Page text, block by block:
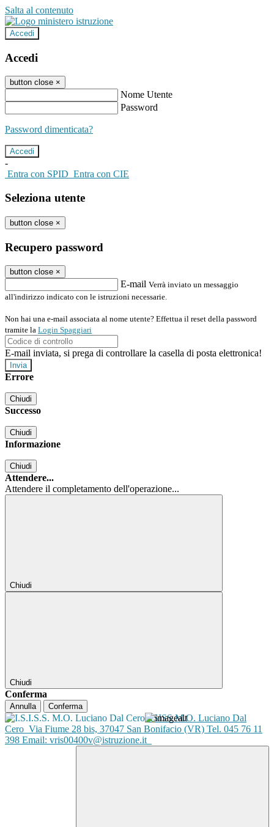
Salta al contenuto
Accedi
Accedi
button close ×
Nome Utente
Password
Password dimenticata?
-
Entra con SPID Entra con CIE
Seleziona utente
button close ×
Recupero password
button close ×
E-mail Verrà inviato un messaggio
all'indirizzo indicato con le istruzioni necessarie.
Non hai una e-mail associata al nome utente? Effettua il reset della password
tramite la Login Spaggiari
E-mail inviata, si prega di controllare la casella di posta elettronica!
Errore
Chiudi
Successo
Chiudi
Informazione
Chiudi
Attendere...
Attendere il completamento dell'operazione...
Chiudi
Chiudi
Conferma
Annulla Conferma
ISISS M.O. Luciano Dal
Cero Via Fiume 28 bis, 37047 San Bonifacio (VR) Tel. 045 76 11
398 Email: vris00400v@istruzione.it